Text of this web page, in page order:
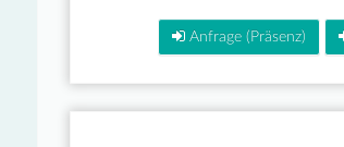
Anfrage (Präsenz)